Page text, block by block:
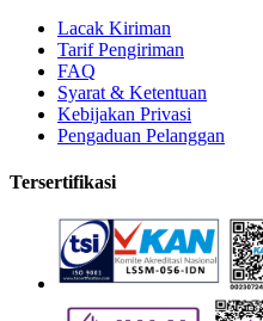
Lacak Kiriman
Tarif Pengiriman
FAQ
Syarat & Ketentuan
Kebijakan Privasi
Pengaduan Pelanggan
Tersertifikasi